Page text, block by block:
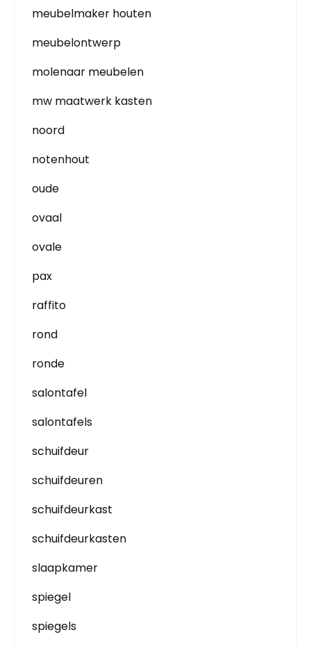
meubelmaker houten
meubelontwerp
molenaar meubelen
mw maatwerk kasten
noord
notenhout
oude
ovaal
ovale
pax
raffito
rond
ronde
salontafel
salontafels
schuifdeur
schuifdeuren
schuifdeurkast
schuifdeurkasten
slaapkamer
spiegel
spiegels